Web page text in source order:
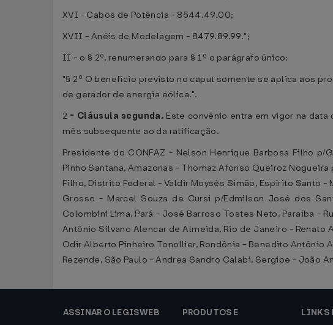
XVI - Cabos de Potência - 8544.49.00;
XVII - Anéis de Modelagem - 8479.89.99.";
II - o § 2º, renumerando para § 1º o parágrafo único:
"§ 2º O benefício previsto no caput somente se aplica aos
de gerador de energia eólica.".
2 - Cláusula segunda. Este convênio entra em vigor na
mês subsequente ao da ratificação.
Presidente do CONFAZ - Nelson Henrique Barbosa Filho
Pinho Santana, Amazonas - Thomaz Afonso Queiroz
Filho, Distrito Federal - Valdir Moysés Simão, Espírito Santo
Grosso - Marcel Souza de Cursi p/Edmilson José dos
Colombini Lima, Pará - José Barroso Tostes Neto, Paraíba -
Antônio Silvano Alencar de Almeida, Rio de Janeiro -
Odir Alberto Pinheiro Tonollier, Rondônia - Benedito Antônio
Rezende, São Paulo - Andrea Sandro Calabi, Sergipe - João
ASSINAR O LEGISWEB
PRODUTOS E
LINKS